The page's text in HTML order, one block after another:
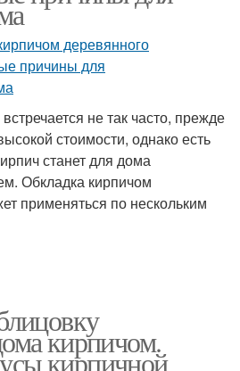
не так часто, прежде
стоимости, однако есть
станет для дома
Обкладка кирпичом
применяться по нескольким
кирпичом.
кирпичной